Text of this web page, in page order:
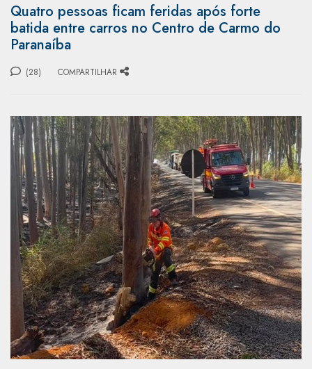
Quatro pessoas ficam feridas após forte
batida entre carros no Centro de Carmo do
Paranaíba
(28) COMPARTILHAR